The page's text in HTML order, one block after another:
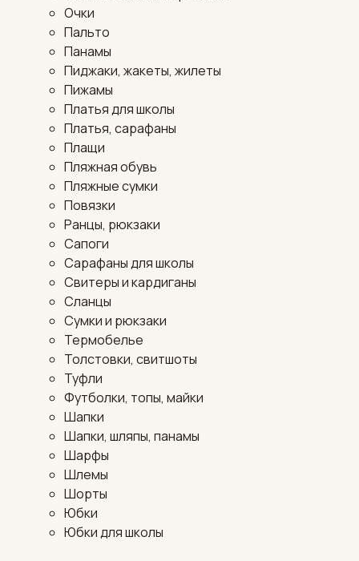
Очки
Пальто
Панамы
Пиджаки, жакеты, жилеты
Пижамы
Платья для школы
Платья, сарафаны
Плащи
Пляжная обувь
Пляжные сумки
Повязки
Ранцы, рюкзаки
Сапоги
Сарафаны для школы
Свитеры и кардиганы
Сланцы
Сумки и рюкзаки
Термобелье
Толстовки, свитшоты
Туфли
Футболки, топы, майки
Шапки
Шапки, шляпы, панамы
Шарфы
Шлемы
Шорты
Юбки
Юбки для школы